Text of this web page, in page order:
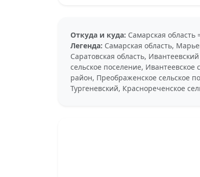
Откуда и куда: Самарская область
Легенда: Самарская область,
Саратовская область,
сельское поселение, Ивантеевское
район, Преображенское сельское
Тургеневский, Краснореченское